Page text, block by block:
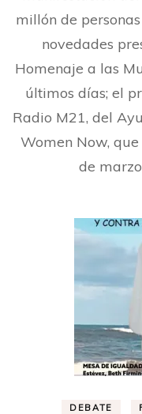
millón de
novedades
Homenaje a las
últimos días; el
Radio M21, del
Women Now,
de
DEBATE